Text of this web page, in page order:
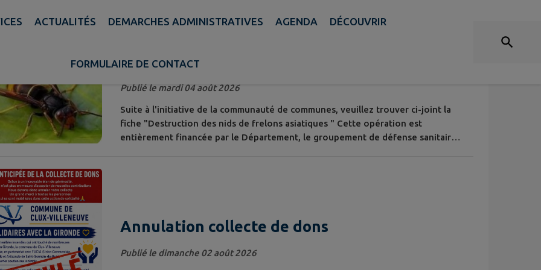
ACTUALITÉS DEMARCHES ADMINISTRATIVES AGENDA DÉCOUVRIR
FORMULAIRE DE CONTACT
ACTUALITÉS
Destruction nids de Frelons asiatiques
Publié le mardi 04 août 2026
Suite à l'initiative de la communauté de communes, veuillez trouver ci-joint la
fiche "Destruction des nids de frelons asiatiques " Cette opération est
entièrement financée par le Département, le groupement de défense sanitaire
Annulation collecte de dons
Publié le dimanche 02 août 2026